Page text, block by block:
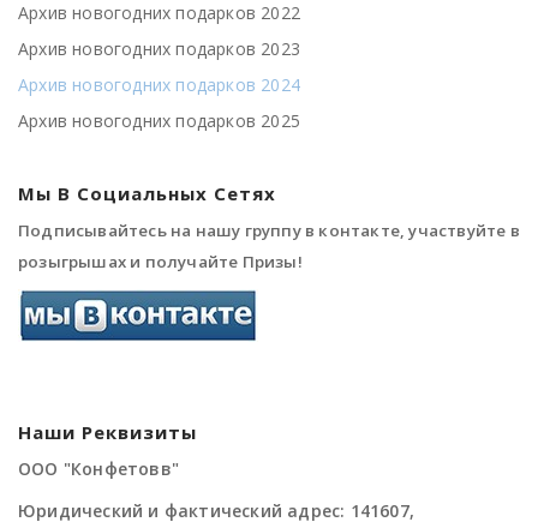
Архив новогодних подарков 2022
Архив новогодних подарков 2023
Архив новогодних подарков 2024
Архив новогодних подарков 2025
Мы В Социальных Сетях
Подписывайтесь на нашу группу в контакте, участвуйте в
розыгрышах и получайте Призы!
Наши Реквизиты
ООО "Конфетовв"
Юридический и фактический адрес: 141607,